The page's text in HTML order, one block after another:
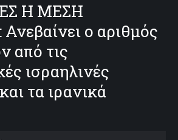
Η ΜΕΣΗ
ο αριθμός
από τις
ισραηλινές
τα ιρανικά